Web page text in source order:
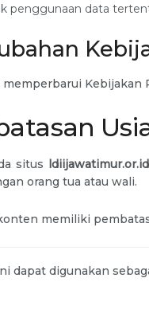
penggunaan data
memperbarui
situs ldiijawatimur.or.id
orang tua atau wali.
memiliki
dapat digunakan